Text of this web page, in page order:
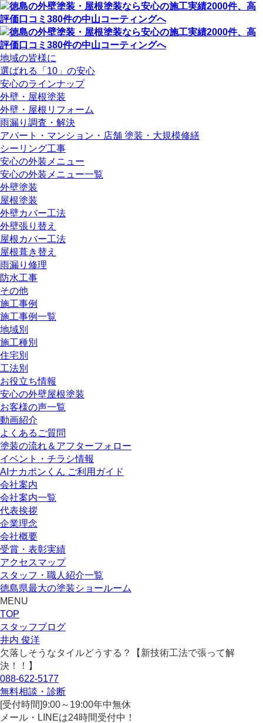
地域の皆様に
選ばれる「10」の安心
安心のラインナップ
外壁・屋根塗装
外壁・屋根リフォーム
雨漏り調査・解決
アパート・マンション・店舗 塗装・大規模修繕
シーリング工事
安心の外装メニュー
安心の外装メニュー一覧
外壁塗装
屋根塗装
外壁カバー工法
外壁張り替え
屋根カバー工法
屋根葺き替え
雨漏り修理
防水工事
その他
施工事例
施工事例一覧
地域別
施工種別
住宅別
工法別
お役立ち情報
安心の外壁屋根塗装
お客様の声一覧
動画紹介
よくあるご質問
塗装の流れ＆アフターフォロー
イベント・チラシ情報
AIナカポンくん ご利用ガイド
会社案内
会社案内一覧
代表挨拶
企業理念
会社概要
受賞・表彰実績
アクセスマップ
スタッフ・職人紹介一覧
徳島県最大の塗装ショールーム
MENU
TOP
スタッフブログ
井内 俊洋
欠落しそうなタイルどうする？【新技術工法で張って解
決！！】
088-622-5177
無料相談・診断
[受付時間]9:00～19:00年中無休
メール・LINEは24時間受付中！